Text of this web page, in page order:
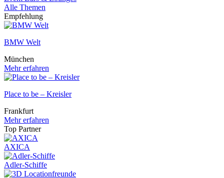
Alle Themen
Empfehlung
BMW Welt
München
Mehr erfahren
Place to be – Kreisler
Frankfurt
Mehr erfahren
Top Partner
AXICA
Adler-Schiffe